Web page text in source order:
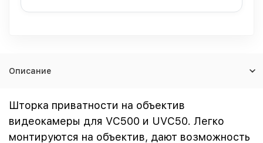
Описание
Шторка приватности на объектив
видеокамеры для VC500 и UVC50. Легко
монтируются на объектив, дают возможность